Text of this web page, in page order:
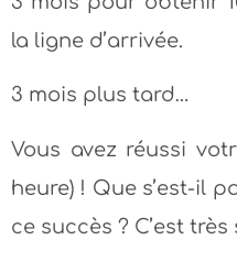
la ligne d’arrivée.
3 mois plus tard…
Vous avez réussi
heure) ! Que s’est-il
ce succès ? C’est très